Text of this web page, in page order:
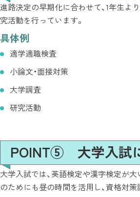
進路決定の早期化に合わせて、1年生よ
究活動を行っています。
具体例
適学適職検査
小論文・面接対策
大学調査
研究活動
POINT⑤ 大学入試
大学入試では、英語検定や漢字検定が
のためにも昼の時間を活用し、資格対策